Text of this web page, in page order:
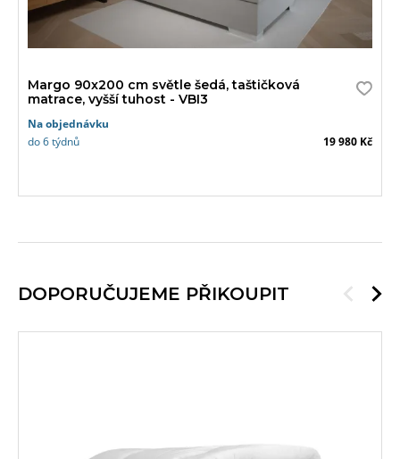
Margo 90x200 cm světle šedá, taštičková
matrace, vyšší tuhost - VBI3
Na objednávku
do 6 týdnů
19 980 Kč
DOPORUČUJEME PŘIKOUPIT